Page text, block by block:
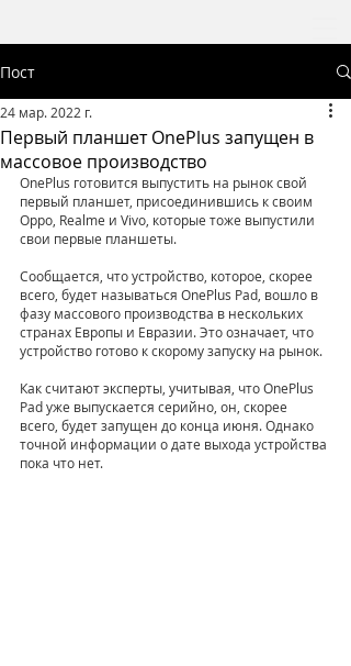
Пост
Первый планшет OnePlus запущен в
массовое производство
24 мар. 2022 г.
OnePlus готовится выпустить на рынок свой
первый планшет, присоединившись к своим
Oppo, Realme и Vivo, которые тоже выпустили
свои первые планшеты.
Сообщается, что устройство, которое, скорее
всего, будет называться OnePlus Pad, вошло в
фазу массового производства в нескольких
странах Европы и Евразии. Это означает, что
устройство готово к скорому запуску на рынок.
Как считают эксперты, учитывая, что OnePlus
Pad уже выпускается серийно, он, скорее
всего, будет запущен до конца июня. Однако
точной информации о дате выхода устройства
пока что нет.